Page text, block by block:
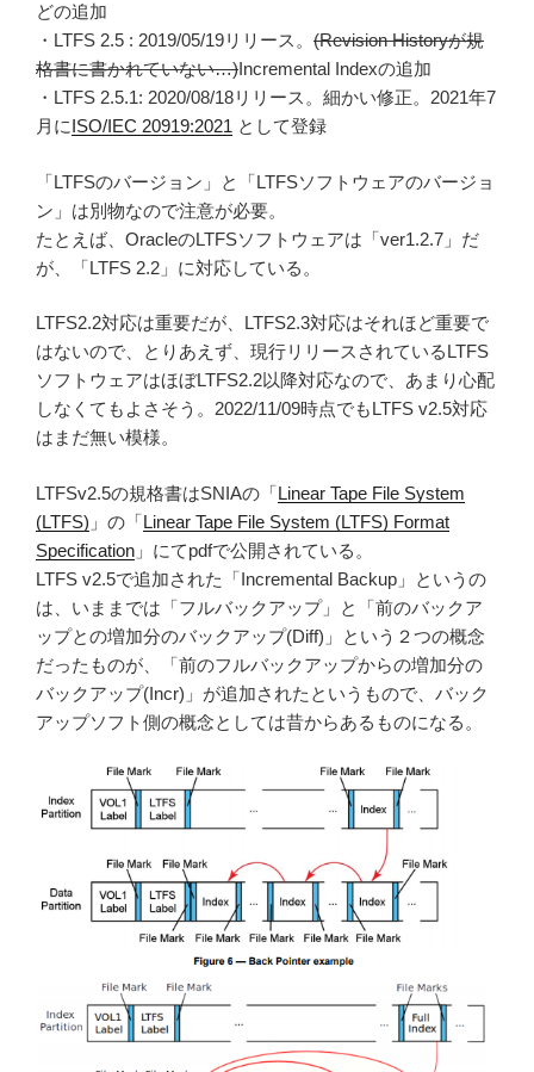
どの追加
・LTFS 2.5 : 2019/05/19リリース。 (Revision Historyが規
格書に書かれていない…)Incremental Indexの追加
・LTFS 2.5.1: 2020/08/18リリース。細かい修正。2021年7
月にISO/IEC 20919:2021 として登録
「LTFSのバージョン」と「LTFSソフトウェアのバージョ
ン」は別物なので注意が必要。
たとえば、OracleのLTFSソフトウェアは「ver1.2.7」だ
が、「LTFS 2.2」に対応している。
LTFS2.2対応は重要だが、LTFS2.3対応はそれほど重要で
はないので、とりあえず、現行リリースされているLTFS
ソフトウェアはほぼLTFS2.2以降対応なので、あまり心配
しなくてもよさそう。2022/11/09時点でもLTFS v2.5対応
はまだ無い模様。
LTFSv2.5の規格書はSNIAの「Linear Tape File System
(LTFS) 」の「Linear Tape File System (LTFS) Format
Specification 」にてpdfで公開されている。
LTFS v2.5で追加された「Incremental Backup」というの
は、いままでは「フルバックアップ」と「前のバックア
ップとの増加分のバックアップ(Diff)」という２つの概念
だったものが、「前のフルバックアップからの増加分の
バックアップ(Incr)」が追加されたというもので、バック
アップソフト側の概念としては昔からあるものになる。